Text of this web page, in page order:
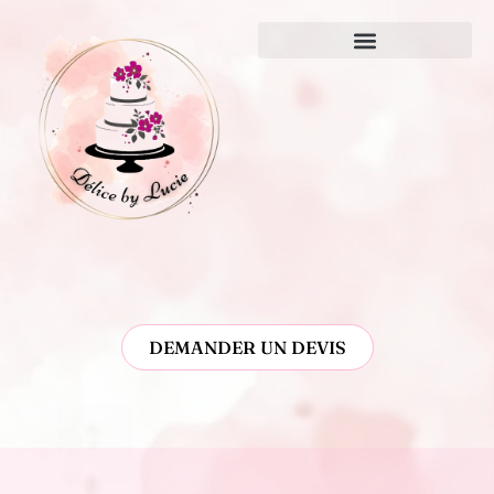
DEMANDER UN DEVIS